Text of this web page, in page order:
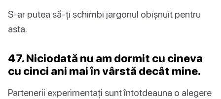
S-ar putea să-ți schimbi jargonul obișnuit pentru
asta.
47. Niciodată nu am dormit cu cineva
cu cinci ani mai în vârstă decât mine.
Partenerii experimentați sunt întotdeauna o alegere